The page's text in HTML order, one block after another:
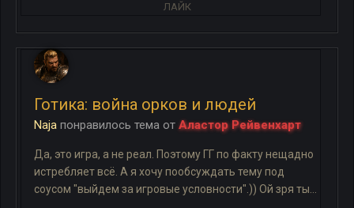
ЛАЙК
Готика: война орков и людей
Naja понравилось тема от Аластор Рейвенхарт
Да, это игра, а не реал. Поэтому ГГ по факту нещадно
истребляет всё. А я хочу пообсуждать тему под
соусом "выйдем за игровые условности".)) Ой зря ты...